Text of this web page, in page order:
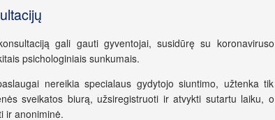
gali gauti gyventojai, susidūrę su koronaviruso
psichologiniais sunkumais.
nereikia specialaus gydytojo siuntimo, užtenka tik
sveikatos biurą, užsiregistruoti ir atvykti sutartu laiku, o
ir anoniminė.